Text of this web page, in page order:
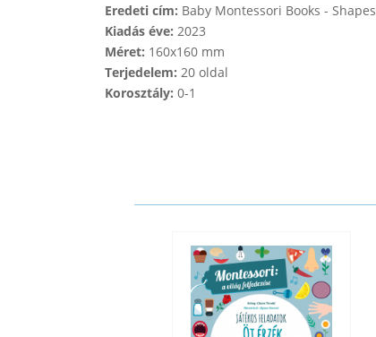
Eredeti cím: Baby Montessori Books - Shapes
Kiadás éve: 2023
Méret: 160x160 mm
Terjedelem: 20 oldal
Korosztály: 0-1